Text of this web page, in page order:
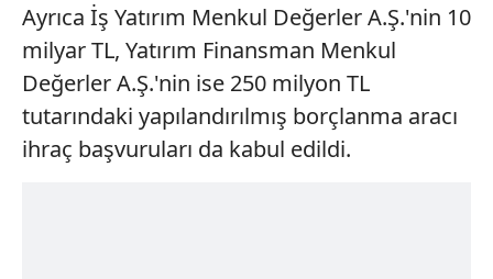
Ayrıca İş Yatırım Menkul Değerler A.Ş.'nin 10
milyar TL, Yatırım Finansman Menkul
Değerler A.Ş.'nin ise 250 milyon TL
tutarındaki yapılandırılmış borçlanma aracı
ihraç başvuruları da kabul edildi.